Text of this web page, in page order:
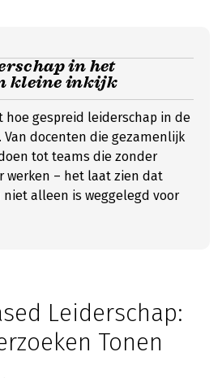
in het
kleine inkijk
hoe gespreid leiderschap in de
docenten die gezamenlijk
tot teams die zonder
werken – het laat zien dat
alleen is weggelegd voor
Leiderschap:
Tonen